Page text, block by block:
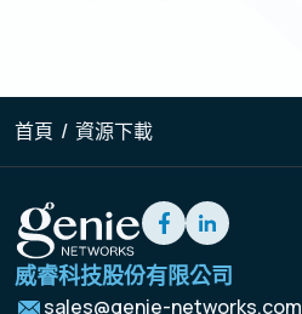
首頁 / 資源下載
威睿科技股份有限公司
sales@genie-networks.com